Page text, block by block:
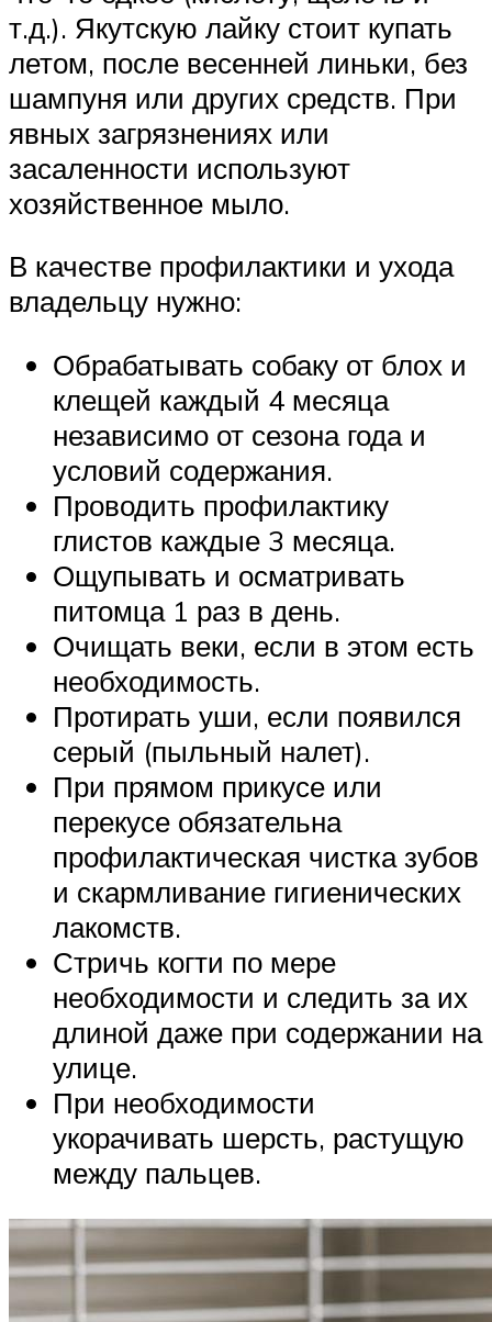
т.д.). Якутскую лайку стоит купать
летом, после весенней линьки, без
шампуня или других средств. При
явных загрязнениях или
засаленности используют
хозяйственное мыло.
В качестве профилактики и ухода
владельцу нужно:
Обрабатывать собаку от блох и
клещей каждый 4 месяца
независимо от сезона года и
условий содержания.
Проводить профилактику
глистов каждые 3 месяца.
Ощупывать и осматривать
питомца 1 раз в день.
Очищать веки, если в этом есть
необходимость.
Протирать уши, если появился
серый (пыльный налет).
При прямом прикусе или
перекусе обязательна
профилактическая чистка зубов
и скармливание гигиенических
лакомств.
Стричь когти по мере
необходимости и следить за их
длиной даже при содержании на
улице.
При необходимости
укорачивать шерсть, растущую
между пальцев.